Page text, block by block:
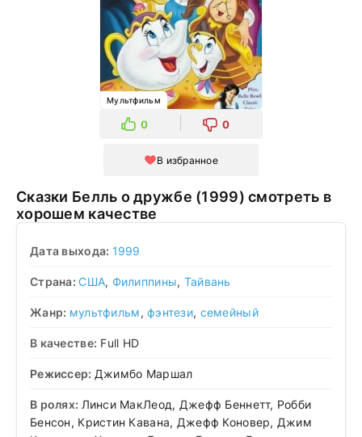
Мультфильм
0 0
В избранное
Сказки Белль о дружбе (1999) смотреть в
хорошем качестве
Дата выхода: 1999
Страна:США, Филиппины, Тайвань
Жанр: мультфильм,фэнтези, семейный
В качестве: Full HD
Режиссер: Джимбо Маршал
В ролях: Линси МакЛеод, Джефф Беннетт, Робби
Бенсон, Кристин Кавана, Джефф Коновер, Джим